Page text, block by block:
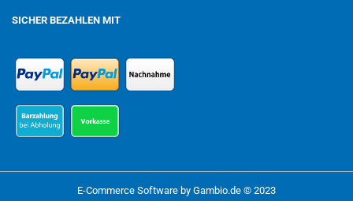
SICHER BEZAHLEN MIT
E-Commerce Software by Gambio.de © 2023